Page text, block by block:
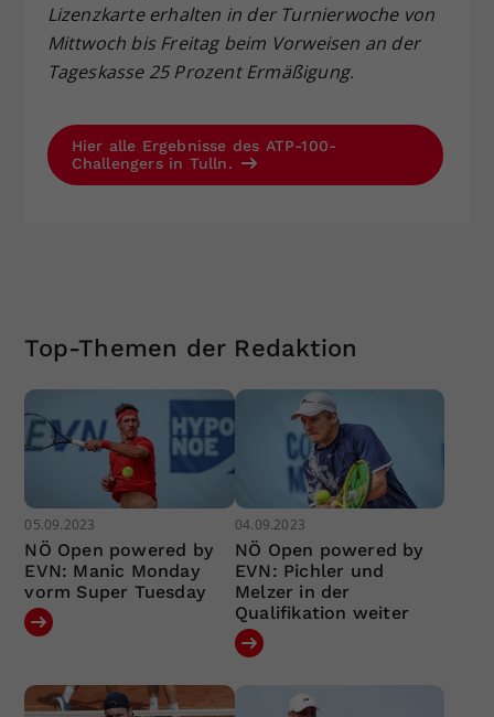
Lizenzkarte erhalten in der Turnierwoche von
Mittwoch bis Freitag beim Vorweisen an der
Tageskasse 25 Prozent Ermäßigung.
Hier alle Ergebnisse des ATP-100-
Challengers in Tulln.
Top-Themen der Redaktion
05.09.2023
NÖ Open powered by
EVN: Manic Monday
vorm Super Tuesday
04.09.2023
NÖ Open powered by
EVN: Pichler und
Melzer in der
Qualifikation weiter